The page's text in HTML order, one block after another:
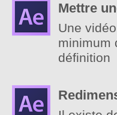
Mettre
Une
minimum
définition